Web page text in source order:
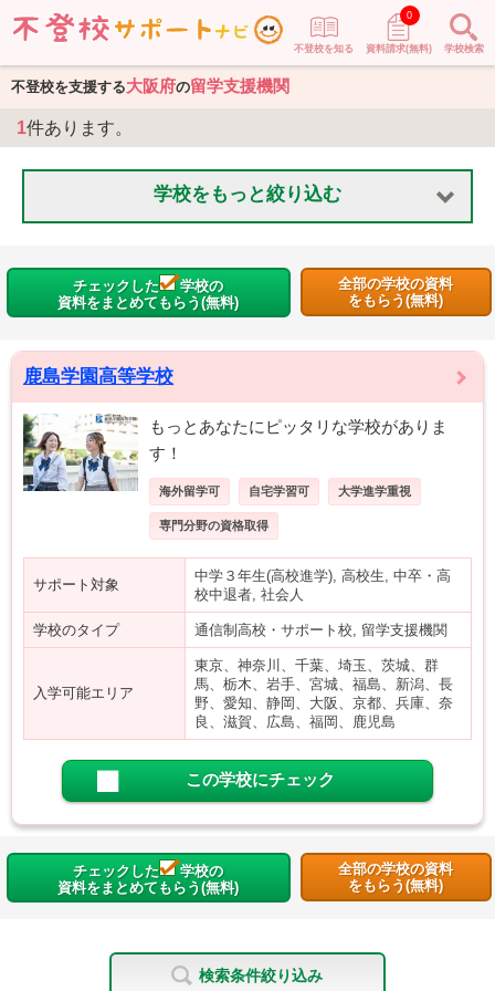
不登校を知る 資料請求(無料)
0
学校検索
不登校を支援する大阪府の留学支援機関
1件あります。
学校をもっと絞り込む
チェックした
学校の
資料をまとめてもらう(無料)
全部の学校の資料
をもらう(無料)
鹿島学園高等学校
もっとあなたにピッタリな学校がありま
す！
海外留学可 自宅学習可 大学進学重視
専門分野の資格取得
サポート対象
中学３年生(高校進学), 高校生, 中卒・高
校中退者, 社会人
学校のタイプ 通信制高校・サポート校, 留学支援機関
入学可能エリア
東京、神奈川、千葉、埼玉、茨城、群
馬、栃木、岩手、宮城、福島、新潟、長
野、愛知、静岡、大阪、京都、兵庫、奈
良、滋賀、広島、福岡、鹿児島
この学校にチェック
チェックした
学校の
資料をまとめてもらう(無料)
全部の学校の資料
をもらう(無料)
検索条件絞り込み